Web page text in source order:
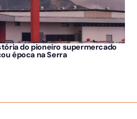
do pioneiro supermercado
época na Serra